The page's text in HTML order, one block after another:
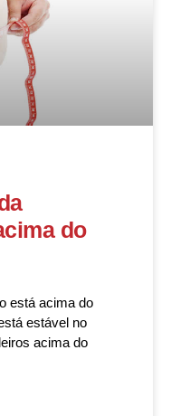
do
está acima do
estável no
acima do